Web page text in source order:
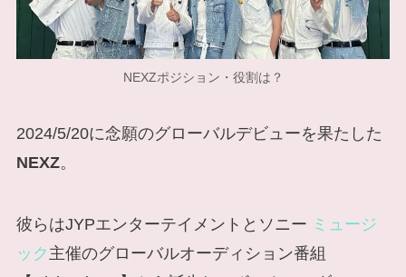
NEXZポジション・役割は？
2024/5/20に念願のグローバルデビューを果たした
NEXZ。
彼らはJYPエンターテイメントとソニー ミュージ
ック 主催のグローバルオーディション番組